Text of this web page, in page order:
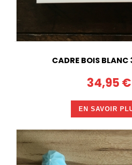
CADRE BOIS BLANC
34,95 €
EN SAVOIR